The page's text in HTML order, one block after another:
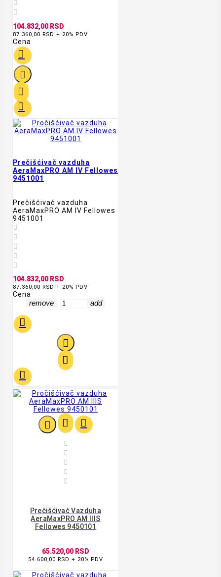


104.832,00 RSD
87.360,00 RSD + 20% PDV
Cena




Prečišćivač vazduha
AeraMaxPRO AM IV Fellowes
9451001
Prečišćivač vazduha
AeraMaxPRO AM IV Fellowes
9451001





104.832,00 RSD
87.360,00 RSD + 20% PDV
Cena
remove add




  





Prečišćivač Vazduha
AeraMaxPRO AM IIIS
Fellowes 9450101
65.520,00 RSD
54.600,00 RSD + 20% PDV